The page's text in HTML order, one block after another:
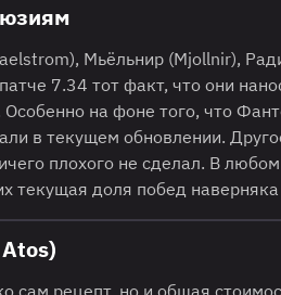
Мьёльнир (Mjollnir),
7.34 тот факт, что они
на фоне того, что
в текущем обновлении.
плохого не сделал. В
текущая доля побед наверняка
сам рецепт, но и общая